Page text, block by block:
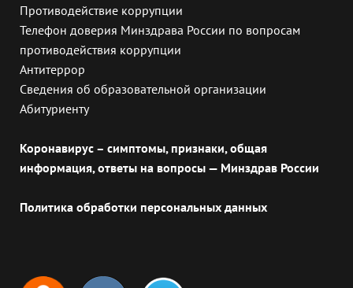
Противодействие коррупции
Телефон доверия Минздрава России по вопросам
противодействия коррупции
Антитеррор
Сведения об образовательной организации
Абитуриенту
Коронавирус – симптомы, признаки, общая
информация, ответы на вопросы — Минздрав России
Политика обработки персональных данных